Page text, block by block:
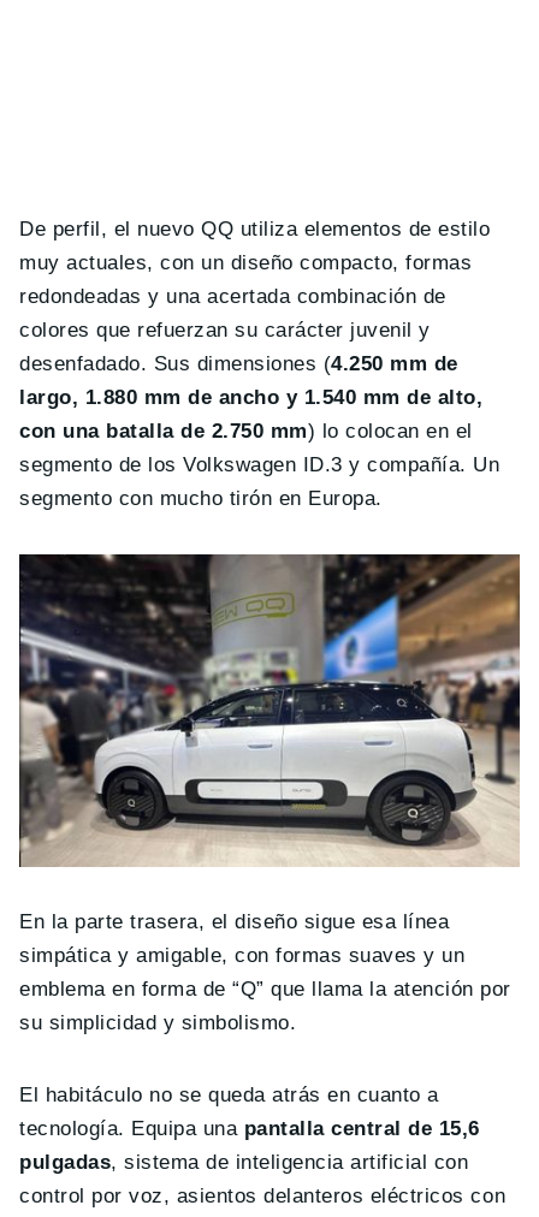
De perfil, el nuevo QQ utiliza elementos de estilo
muy actuales, con un diseño compacto, formas
redondeadas y una acertada combinación de
colores que refuerzan su carácter juvenil y
desenfadado. Sus dimensiones (4.250 mm de
largo, 1.880 mm de ancho y 1.540 mm de alto,
con una batalla de 2.750 mm) lo colocan en el
segmento de los Volkswagen ID.3 y compañía. Un
segmento con mucho tirón en Europa.
En la parte trasera, el diseño sigue esa línea
simpática y amigable, con formas suaves y un
emblema en forma de “Q” que llama la atención por
su simplicidad y simbolismo.
El habitáculo no se queda atrás en cuanto a
tecnología. Equipa una pantalla central de 15,6
pulgadas, sistema de inteligencia artificial con
control por voz, asientos delanteros eléctricos con